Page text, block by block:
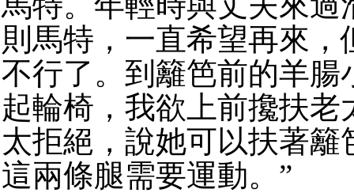
則馬特，一直希望再來，
不行了。到籬笆前的羊腸
起輪椅，我欲上前攙扶老
太拒絕，說她可以扶著籬
這兩條腿需要運動。”